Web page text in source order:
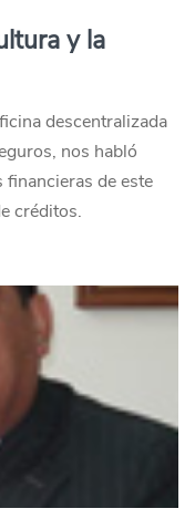
y la
descentralizada
nos habló
de este
créditos.